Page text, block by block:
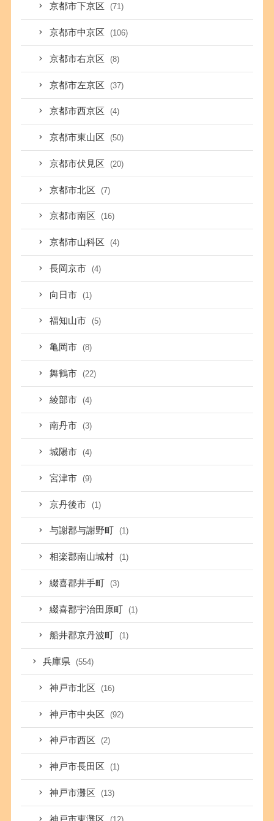
京都市下京区 (71)
京都市中京区 (106)
京都市右京区 (8)
京都市左京区 (37)
京都市西京区 (4)
京都市東山区 (50)
京都市伏見区 (20)
京都市北区 (7)
京都市南区 (16)
京都市山科区 (4)
長岡京市 (4)
向日市 (1)
福知山市 (5)
亀岡市 (8)
舞鶴市 (22)
綾部市 (4)
南丹市 (3)
城陽市 (4)
宮津市 (9)
京丹後市 (1)
与謝郡与謝野町 (1)
相楽郡南山城村 (1)
綴喜郡井手町 (3)
綴喜郡宇治田原町 (1)
船井郡京丹波町 (1)
兵庫県 (554)
神戸市北区 (16)
神戸市中央区 (92)
神戸市西区 (2)
神戸市長田区 (1)
神戸市灘区 (13)
神戸市東灘区